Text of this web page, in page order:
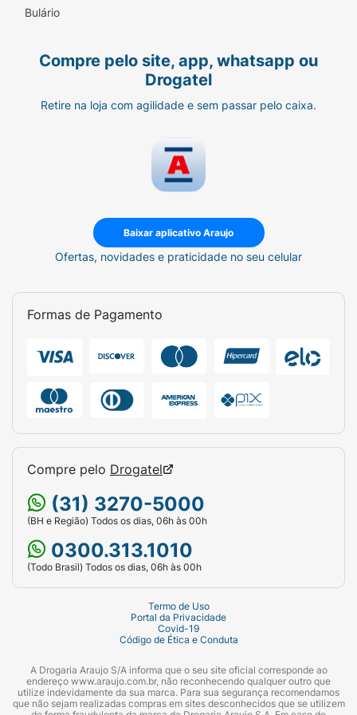
Itambé Nolac 1 Litroé a escolha inteligente.
Adquira já o seu e elimine a lactose, não o
sabor!
Bulário
Compre pelo site, app, whatsapp ou
Drogatel
Retire na loja com agilidade e sem passar pelo caixa.
Baixar aplicativo Araujo
Ofertas, novidades e praticidade no seu celular
Formas de Pagamento
Compre pelo Drogatel
(31) 3270-5000
(BH e Região) Todos os dias, 06h às 00h
0300.313.1010
(Todo Brasil) Todos os dias, 06h às 00h
Termo de Uso
Portal da Privacidade
Covid-19
Código de Ética e Conduta
A Drogaria Araujo S/A informa que o seu site oficial corresponde ao
endereço www.araujo.com.br, não reconhecendo qualquer outro que
utilize indevidamente da sua marca. Para sua segurança recomendamos
que não sejam realizadas compras em sites desconhecidos que se utilizem